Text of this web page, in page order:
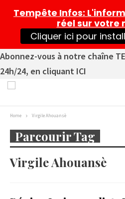
Abonnez-vous à notre chaîne
24h/24, en cliquant ICI
Home Virgile Ahouansè
Parcourir Tag
Virgile Ahouansè
Tempête Infos:
réel sur votre
Cliquer ici pour